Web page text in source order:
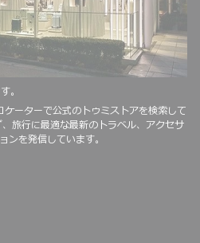
。
ーターで公式のトゥミストアを検索して
旅行に最適な最新のトラベル、アクセサ
ンを発信しています。